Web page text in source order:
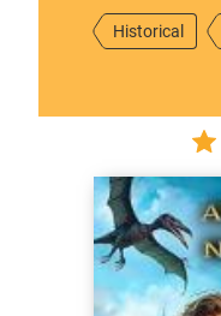
Historical